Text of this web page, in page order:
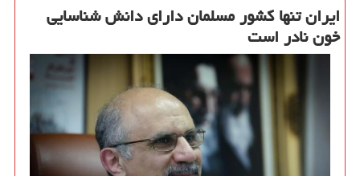
ایران تنها كشور مسلمان دارای دانش شناسایی
خون نادر است